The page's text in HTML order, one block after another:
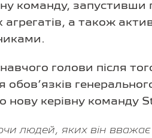
команду, запустивши
а також
голови після
обов’язків
нову керівну команду
людей, яких він